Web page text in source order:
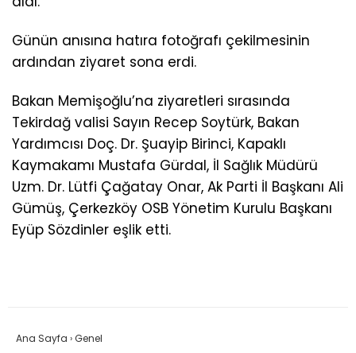
Günün anısına hatıra fotoğrafı çekilmesinin
ardından ziyaret sona erdi.
Bakan Memişoğlu’na ziyaretleri sırasında
Tekirdağ valisi Sayın Recep Soytürk, Bakan
Yardımcısı Doç. Dr. Şuayip Birinci, Kapaklı
Kaymakamı Mustafa Gürdal, İl Sağlık Müdürü
Uzm. Dr. Lütfi Çağatay Onar, Ak Parti İl Başkanı Ali
Gümüş, Çerkezköy OSB Yönetim Kurulu Başkanı
Eyüp Sözdinler eşlik etti.
Ana Sayfa ›Genel